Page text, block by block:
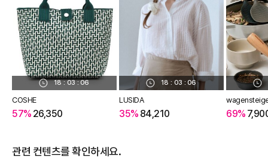
18 : 03 : 05
COSHE
57% 26,350
18 : 03 : 05
LUSIDA
35% 84,210 69%
관련 컨텐츠를 확인하세요.